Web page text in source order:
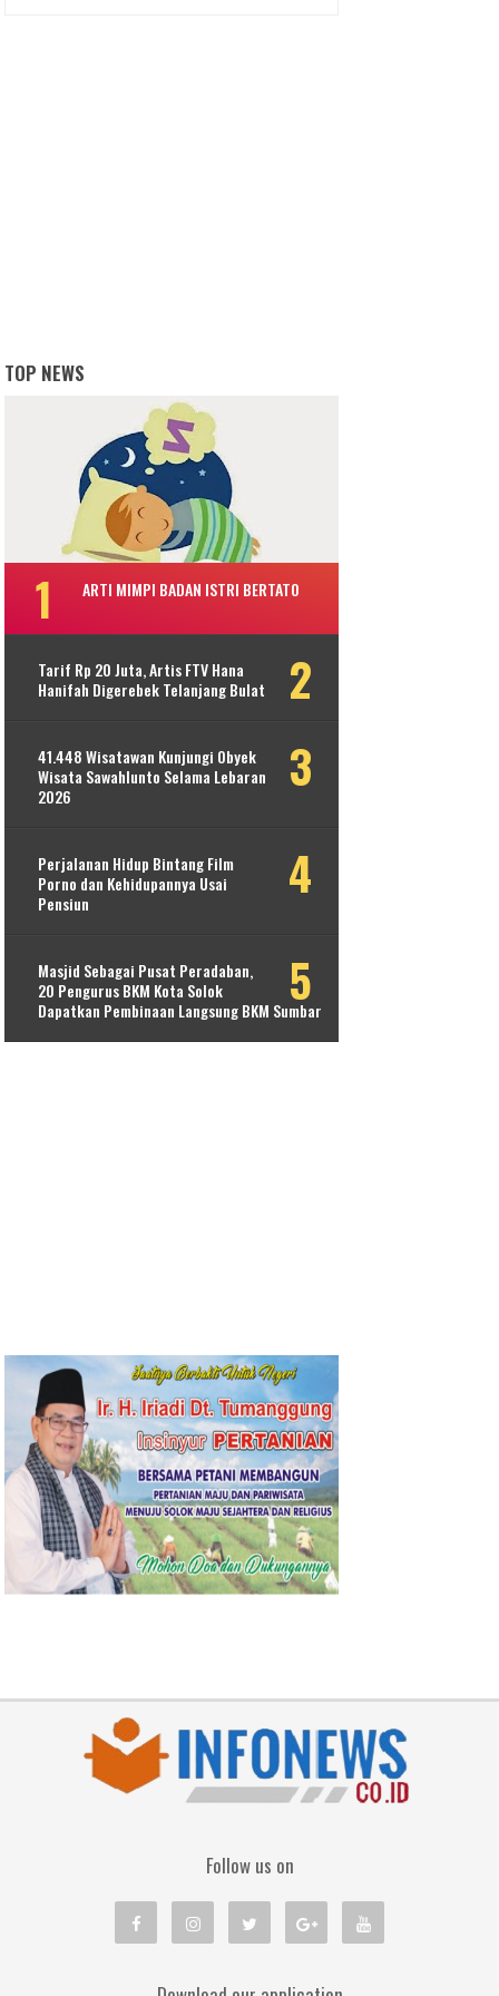
TOP NEWS
ARTI MIMPI BADAN ISTRI BERTATO
Tarif Rp 20 Juta, Artis FTV Hana
Hanifah Digerebek Telanjang Bulat
41.448 Wisatawan Kunjungi Obyek
Wisata Sawahlunto Selama Lebaran
2026
Perjalanan Hidup Bintang Film
Porno dan Kehidupannya Usai
Pensiun
Masjid Sebagai Pusat Peradaban,
20 Pengurus BKM Kota Solok
Dapatkan Pembinaan Langsung BKM Sumbar
Follow us on